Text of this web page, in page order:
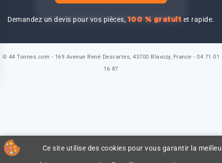
Demandez un devis pour vos pièces,100 % gratuit et rapide.
Ce site utilise des cookies pour vous garantir la
© 44 Tonnes.com - 169 Avenue René Descartes, 43700 Blavozy, France - 04 71 01
16 87